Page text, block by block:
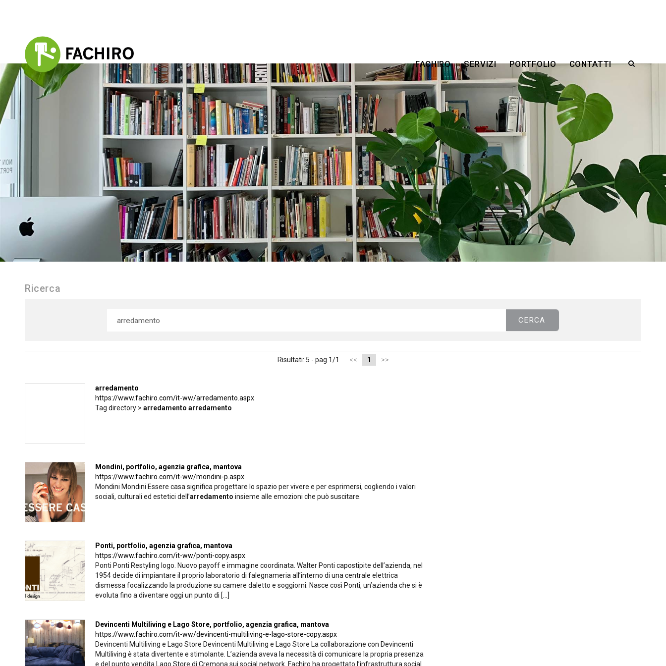
FACHIRO SERVIZI PORTFOLIO CONTATTI
Ricerca
Risultati: 5 - pag 1/1 << 1 >>
arredamento
https://www.fachiro.com/it-ww/arredamento.aspx
Tag directory > arredamento arredamento
Mondini, portfolio, agenzia grafica, mantova
https://www.fachiro.com/it-ww/mondini-p.aspx
Mondini Mondini Essere casa significa progettare lo spazio per vivere e per esprimersi, cogliendo i valori
sociali, culturali ed estetici dell’arredamento insieme alle emozioni che può suscitare.
Ponti, portfolio, agenzia grafica, mantova
https://www.fachiro.com/it-ww/ponti-copy.aspx
Ponti Ponti Restyling logo. Nuovo payoff e immagine coordinata. Walter Ponti capostipite dell’azienda, nel
1954 decide di impiantare il proprio laboratorio di falegnameria all’interno di una centrale elettrica
dismessa focalizzando la produzione su camere daletto e soggiorni. Nasce così Ponti, un’azienda che si è
evoluta fino a diventare oggi un punto di [...]
Devincenti Multiliving e Lago Store, portfolio, agenzia grafica, mantova
https://www.fachiro.com/it-ww/devincenti-multiliving-e-lago-store-copy.aspx
Devincenti Multiliving e Lago Store Devincenti Multiliving e Lago Store La collaborazione con Devincenti
Multiliving è stata divertente e stimolante. L’azienda aveva la necessità di comunicare la propria presenza
e del punto vendita Lago Store di Cremona sui social network. Fachiro ha progettato l’infrastruttura social